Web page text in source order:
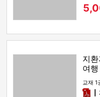
지
여
교재 1